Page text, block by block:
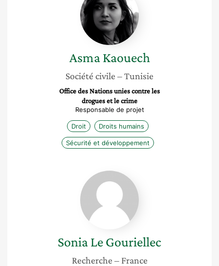
Asma Kaouech
Société civile – Tunisie
Office des Nations unies contre les
drogues et le crime
Responsable de projet
Droit Droits humains
Sécurité et développement
Sonia
Le
Gouriellec
SoniaLe Gouriellec
Recherche – France